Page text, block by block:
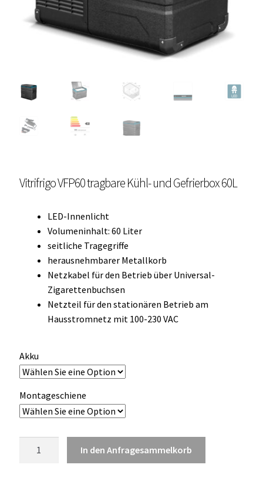
Einbau Kühlmöbel, externer Kompressor, Front:
schwarz, lichtgrau
öffnen
Kühl- Gefrierkombinationen
weiße Kühl- Gefrierkombinationen
Eiswürfelbereiter
Kühl-/ Gefrierboxen tragbar
OCX 2 Serie
Geräte Optionen
Wissenswertes
Konfigurator
Vitrifrigo VFP60 tragbare Kühl- und Gefrierbox 60L
LED-Innenlicht
Volumeninhalt: 60 Liter
seitliche Tragegriffe
herausnehmbarer Metallkorb
Netzkabel für den Betrieb über Universal-
Zigarettenbuchsen
Netzteil für den stationären Betrieb am
Hausstromnetz mit 100-230 VAC
Akku
Montageschiene
In den Anfragesammelkorb